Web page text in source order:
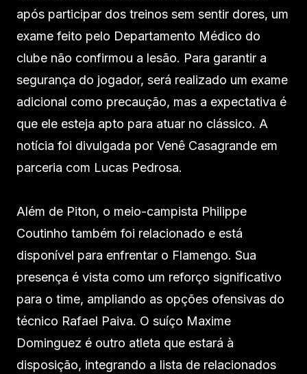
após participar dos treinos sem sentir dores, um
exame feito pelo Departamento Médico do
clube não confirmou a lesão. Para garantir a
segurança do jogador, será realizado um exame
adicional como precaução, mas a expectativa é
que ele esteja apto para atuar no clássico. A
notícia foi divulgada por Venê Casagrande em
parceria com Lucas Pedrosa.
Além de Piton, o meio-campista Philippe
Coutinho também foi relacionado e está
disponível para enfrentar o Flamengo. Sua
presença é vista como um reforço significativo
para o time, ampliando as opções ofensivas do
técnico Rafael Paiva. O suíço Maxime
Dominguez é outro atleta que estará à
disposição, integrando a lista de relacionados